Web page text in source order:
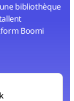
bibliothèque
Boomi